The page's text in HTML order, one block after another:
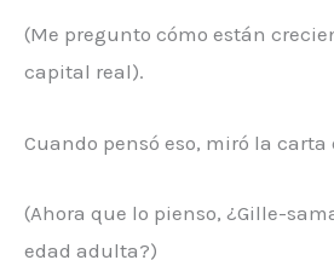
(Me pregunto cómo están
capital real).
Cuando pensó eso, miró la
(Ahora que lo pienso, ¿Gille-
edad adulta?)